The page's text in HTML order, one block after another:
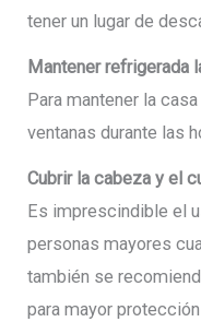
tener un lugar de
Mantener refrigerada
Para mantener la
ventanas durante las
Cubrir la cabeza y el
Es imprescindible el
personas mayores
también se
para mayor